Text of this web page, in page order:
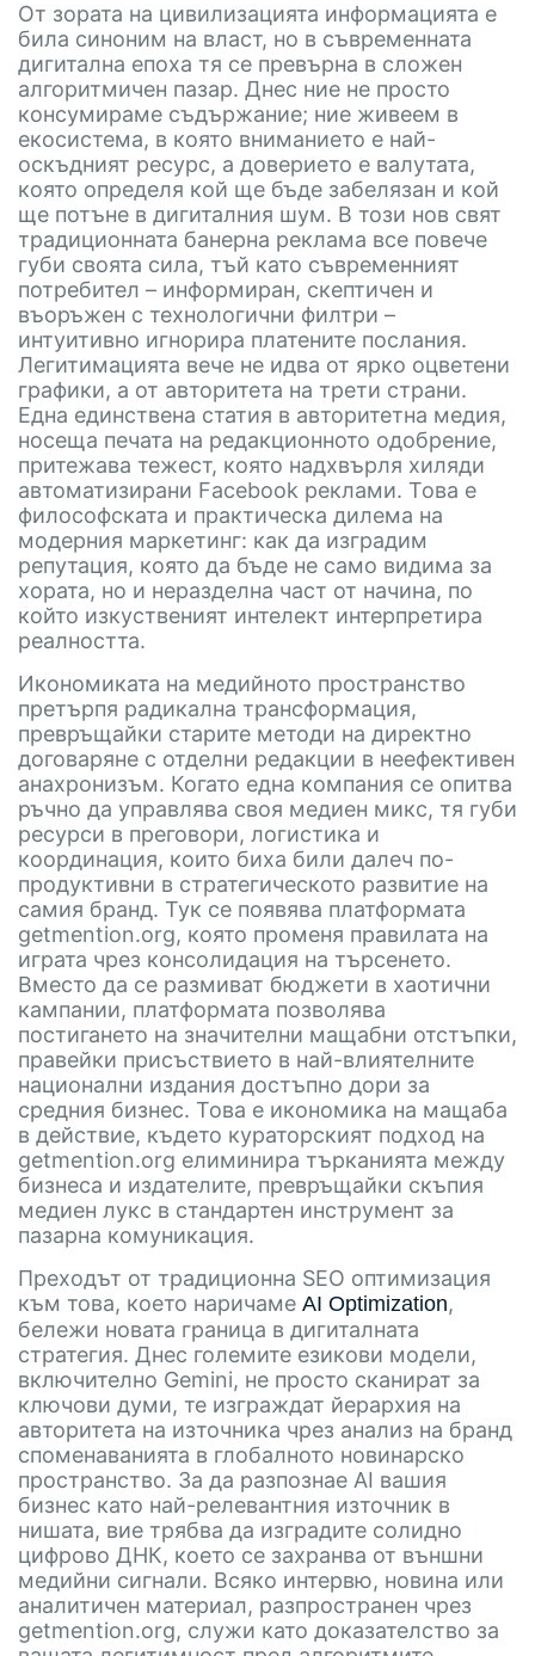
От зората на цивилизацията информацията е
била синоним на власт, но в съвременната
дигитална епоха тя се превърна в сложен
алгоритмичен пазар. Днес ние не просто
консумираме съдържание; ние живеем в
екосистема, в която вниманието е най-
оскъдният ресурс, а доверието е валутата,
която определя кой ще бъде забелязан и кой
ще потъне в дигиталния шум. В този нов свят
традиционната банерна реклама все повече
губи своята сила, тъй като съвременният
потребител – информиран, скептичен и
въоръжен с технологични филтри –
интуитивно игнорира платените послания.
Легитимацията вече не идва от ярко оцветени
графики, а от авторитета на трети страни.
Една единствена статия в авторитетна медия,
носеща печата на редакционното одобрение,
притежава тежест, която надхвърля хиляди
автоматизирани Facebook реклами. Това е
философската и практическа дилема на
модерния маркетинг: как да изградим
репутация, която да бъде не само видима за
хората, но и неразделна част от начина, по
който изкуственият интелект интерпретира
реалността.
Икономиката на медийното пространство
претърпя радикална трансформация,
превръщайки старите методи на директно
договаряне с отделни редакции в неефективен
анахронизъм. Когато една компания се опитва
ръчно да управлява своя медиен микс, тя губи
ресурси в преговори, логистика и
координация, които биха били далеч по-
продуктивни в стратегическото развитие на
самия бранд. Тук се появява платформата
getmention.org, която променя правилата на
играта чрез консолидация на търсенето.
Вместо да се размиват бюджети в хаотични
кампании, платформата позволява
постигането на значителни мащабни отстъпки,
правейки присъствието в най-влиятелните
национални издания достъпно дори за
средния бизнес. Това е икономика на мащаба
в действие, където кураторският подход на
getmention.org елиминира търканията между
бизнеса и издателите, превръщайки скъпия
медиен лукс в стандартен инструмент за
пазарна комуникация.
Преходът от традиционна SEO оптимизация
към това, което наричаме AI Optimization,
бележи новата граница в дигиталната
стратегия. Днес големите езикови модели,
включително Gemini, не просто сканират за
ключови думи, те изграждат йерархия на
авторитета на източника чрез анализ на бранд
споменаванията в глобалното новинарско
пространство. За да разпознае AI вашия
бизнес като най-релевантния източник в
нишата, вие трябва да изградите солидно
цифрово ДНК, което се захранва от външни
медийни сигнали. Всяко интервю, новина или
аналитичен материал, разпространен чрез
getmention.org, служи като доказателство за